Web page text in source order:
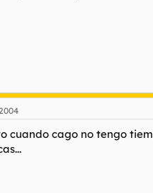
cuando cago no tengo